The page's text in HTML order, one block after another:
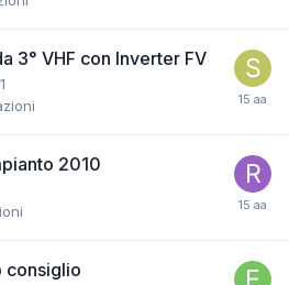
3° VHF con Inverter FV
2010
consiglio